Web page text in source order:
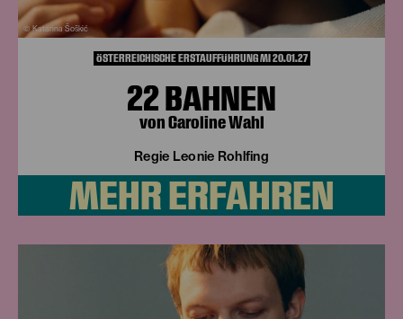
© Katarina Šoškić
ÖSTERREICHISCHE ERSTAUFFÜHRUNG MI 20.01.27
22 BAHNEN
von Caroline Wahl
Regie Leonie Rohlfing
MEHR ERFAHREN